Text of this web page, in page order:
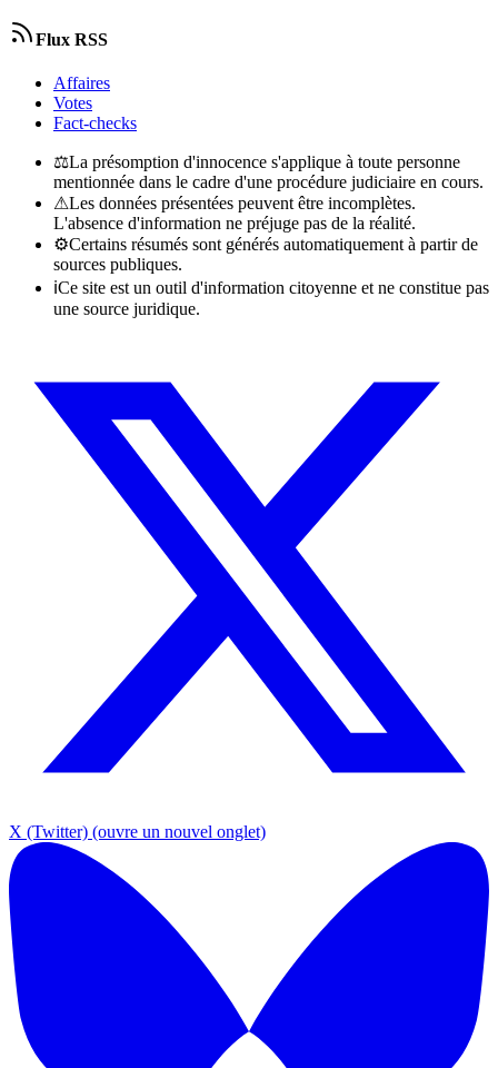
Flux RSS
Affaires
Votes
Fact-checks
⚖La présomption d'innocence s'applique à toute personne
mentionnée dans le cadre d'une procédure judiciaire en cours.
⚠Les données présentées peuvent être incomplètes.
L'absence d'information ne préjuge pas de la réalité.
⚙Certains résumés sont générés automatiquement à partir de
sources publiques.
ℹCe site est un outil d'information citoyenne et ne constitue pas
une source juridique.
X (Twitter) (ouvre un nouvel onglet)